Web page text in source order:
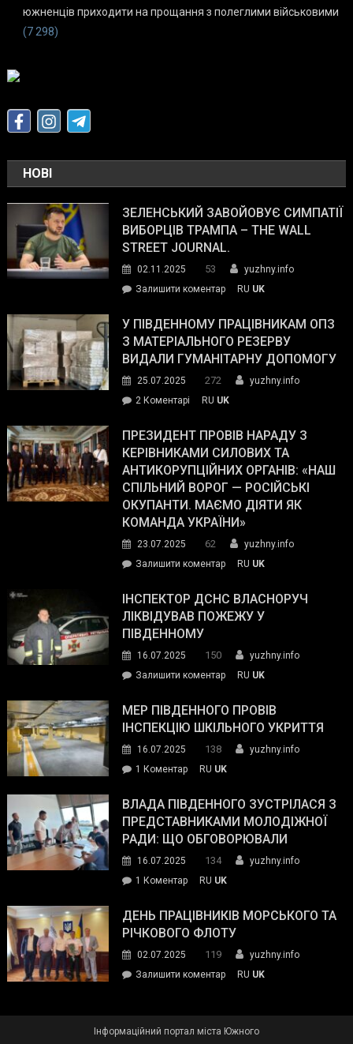
южненців приходити на прощання з полеглими військовими
(7 298)
НОВІ
ЗЕЛЕНСЬКИЙ ЗАВОЙОВУЄ СИМПАТІЇ
ВИБОРЦІВ ТРАМПА – THE WALL
STREET JOURNAL.
02.11.2025 53
yuzhny.info
Залишити коментарon
завойовує
симпатії
виборців
The
Street
Journal.
RU UK
У ПІВДЕННОМУ ПРАЦІВНИКАМ ОПЗ
З МАТЕРІАЛЬНОГО РЕЗЕРВУ
ВИДАЛИ ГУМАНІТАРНУ ДОПОМОГУ
25.07.2025 272
yuzhny.info
2 Коментарі
Південному
працівникам
ОПЗ
з
матеріального
резерву
гуманітарну
допомогу
RU UK
ПРЕЗИДЕНТ ПРОВІВ НАРАДУ З
КЕРІВНИКАМИ СИЛОВИХ ТА
АНТИКОРУПЦІЙНИХ ОРГАНІВ: «НАШ
СПІЛЬНИЙ ВОРОГ — РОСІЙСЬКІ
ОКУПАНТИ. МАЄМО ДІЯТИ ЯК
КОМАНДА УКРАЇНИ»
23.07.2025 62
yuzhny.info
Залишити коментарon
провів
нараду
силових
та
органів:
«Наш
спільний
окупанти.
Маємо
діяти
команда
RU UK
ІНСПЕКТОР ДСНС ВЛАСНОРУЧ
ЛІКВІДУВАВ ПОЖЕЖУ У
ПІВДЕННОМУ
16.07.2025 150
yuzhny.info
Залишити коментарon
ДСНС
власноруч
пожежу
у
RU UK
МЕР ПІВДЕННОГО ПРОВІВ
ІНСПЕКЦІЮ ШКІЛЬНОГО УКРИТТЯ
16.07.2025 138
yuzhny.info
1 Коментардо
Південного
провів
інспекцію
укриття
RU UK
ВЛАДА ПІВДЕННОГО ЗУСТРІЛАСЯ З
ПРЕДСТАВНИКАМИ МОЛОДІЖНОЇ
РАДИ: ЩО ОБГОВОРЮВАЛИ
16.07.2025 134
yuzhny.info
1 Коментардо
Південного
зустрілася
представниками
молодіжної
обговорювали
RU UK
ДЕНЬ ПРАЦІВНИКІВ МОРСЬКОГО ТА
РІЧКОВОГО ФЛОТУ
02.07.2025 119
yuzhny.info
Залишити коментарon
RU UK
Інформаційний портал міста Южного